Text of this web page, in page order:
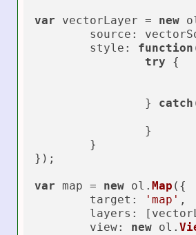
var vectorLayer = new
source :
style : function
try {
		}
catch
});
var map = new ol. Map ({
target : 'map' ,
layers :
view: new ol.